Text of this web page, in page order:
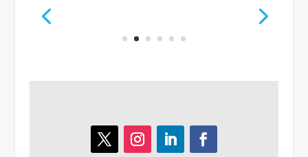
Crédits photos : shaary.com